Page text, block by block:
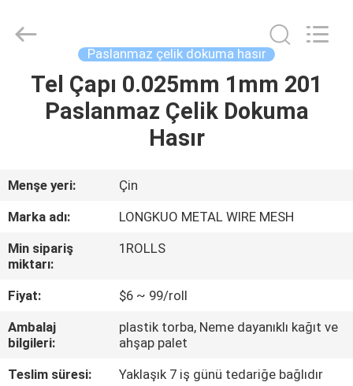
VIDEOLAR
FABRIKA
KALITE
Enterprise
Management
Paslanmaz çelik dokuma hasır
Tel Çapı 0.025mm 1mm 201
Paslanmaz Çelik Dokuma
Hasır
Menşe yeri:
Çin
Marka adı:
LONGKUO METAL WIRE MESH
Min sipariş
miktarı:
1ROLLS
Fiyat:
$6 ~ 99/roll
Ambalaj
bilgileri:
plastik torba, Neme dayanıklı kağıt ve
ahşap palet
Teslim süresi:
Yaklaşık 7 iş günü tedariğe bağlıdır